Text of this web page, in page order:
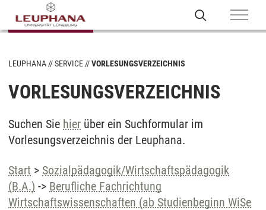
LEUPHANA SERVICE VORLESUNGSVERZEICHNIS
VORLESUNGSVERZEICHNIS
Suchen Sie hier über ein Suchformular im
Vorlesungsverzeichnis der Leuphana.
Start > Sozialpädagogik/Wirtschaftspädagogik
(B.A.) -> Berufliche Fachrichtung
Wirtschaftswissenschaften (ab Studienbeginn WiSe